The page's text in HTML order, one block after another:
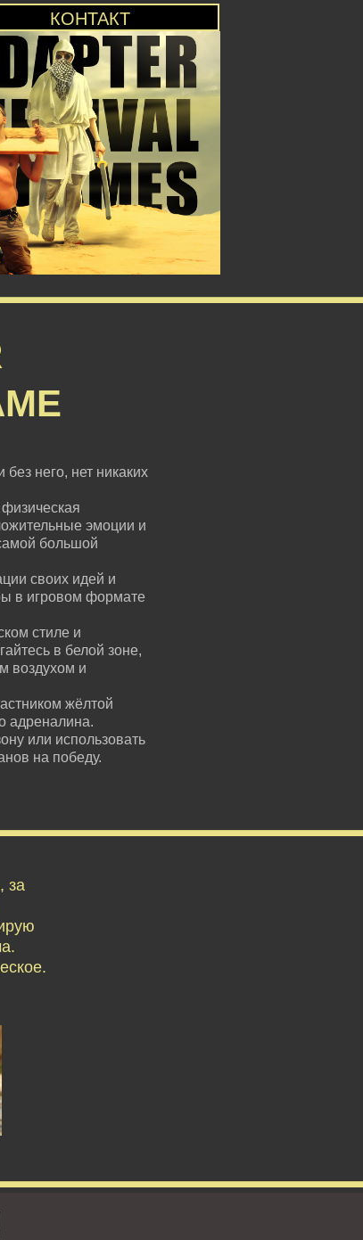
КОНТАКТ
него, нет никаких
эмоции и
большой
своих идей и
в игровом формате
стиле и
в белой зоне,
воздухом и
жёлтой
адреналина.
или использовать
на победу.
за